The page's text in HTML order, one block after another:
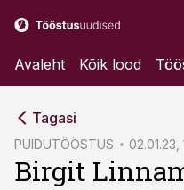
Avaleht Kõik lood
Tagasi
PUIDUTÖÖSTUS 02.01.23,
Birgit